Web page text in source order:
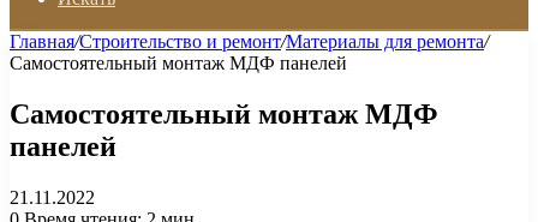
Главная/Строительство и ремонт/Материалы для ремонта/
Самостоятельный монтаж МДФ панелей
Самостоятельный монтаж МДФ
панелей
21.11.2022